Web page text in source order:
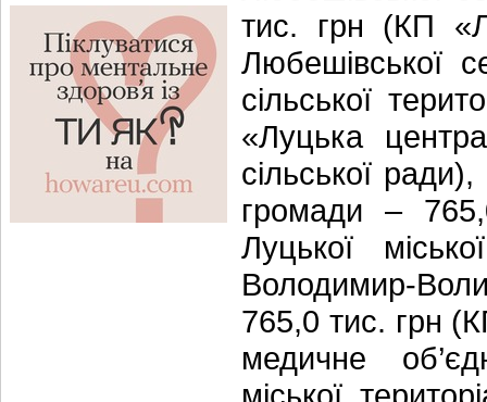
тис. грн (КП
Любешівської
сільської
«Луцька
сільської
громади –
Луцької
Володимир-
765,0 тис. грн
медичне